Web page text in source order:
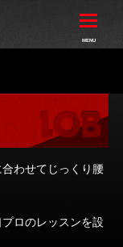
わせてじっくり腰
ロのレッスンを設